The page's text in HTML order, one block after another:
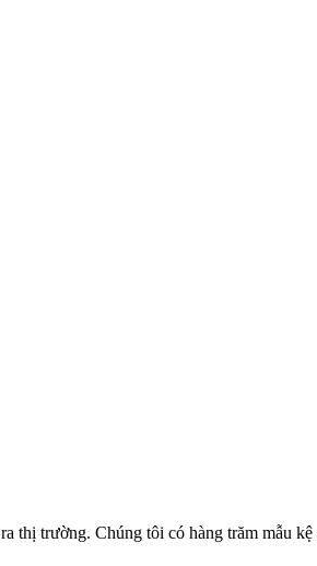
thị trường. Chúng tôi có hàng trăm mẫu